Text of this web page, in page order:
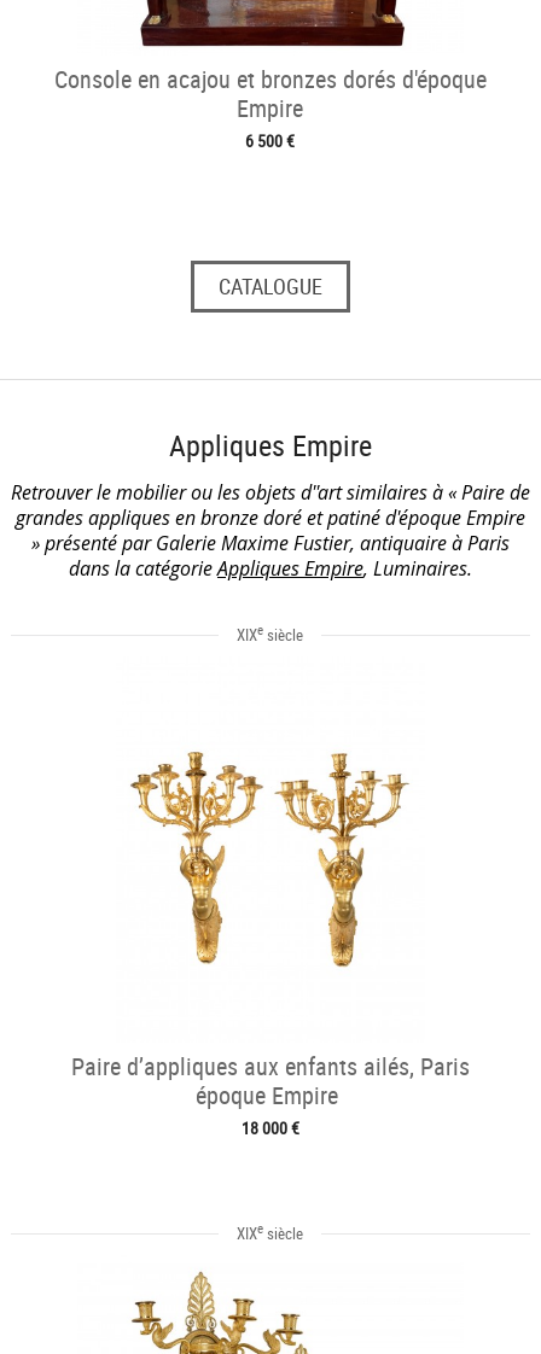
Console en acajou et bronzes dorés d'époque
Empire
6 500 €
CATALOGUE
Appliques Empire
Retrouver le mobilier ou les objets d''art similaires à « Paire de
grandes appliques en bronze doré et patiné d'époque Empire
» présenté par Galerie Maxime Fustier, antiquaire à Paris
dans la catégorieAppliques Empire, Luminaires.
XIXe siècle
Paire d’appliques aux enfants ailés, Paris
époque Empire
18 000 €
XIXe siècle